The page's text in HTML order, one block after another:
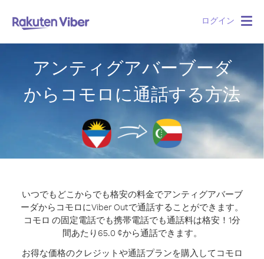
ログイン
アンティグアバーブーダ
からコモロに通話する方法
いつでもどこからでも格安の料金でアンティグアバーブ
ーダからコモロにViber Outで通話することができます。
コモロ の固定電話でも携帯電話でも通話料は格安！1分
間あたり65.0 ¢から通話できます。
お得な価格のクレジットや通話プランを購入してコモロ